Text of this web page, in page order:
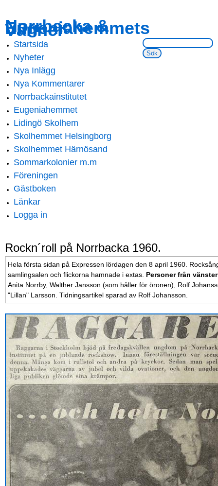
main
content
navigation
Norrbacka &
Eugeniahemmets
Vänner
Sök på webbsidan:
Main menu
Startsida
Nyheter
Nya Inlägg
Nya Kommentarer
Norrbackainstitutet
Eugeniahemmet
Lidingö Skolhem
Skolhemmet Helsingborg
Skolhemmet Härnösand
Sommarkolonier m.m
Föreningen
Gästboken
Länkar
Logga in
Rockn´roll på Norrbacka 1960.
Hela första sidan på Expressen lördagen den 8 april 1960.
samlingsalen och flickorna hamnade i extas. Personer från vänster
Anita Norrby, Walther Jansson (som håller för öronen), Rolf
"Lillan" Larsson. Tidningsartikel sparad av Rolf Johansson.